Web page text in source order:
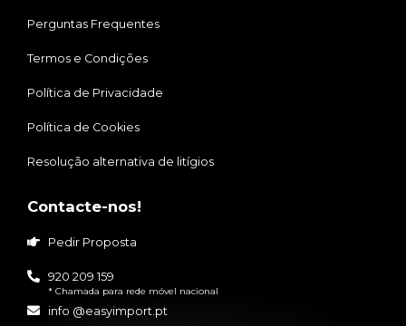
Perguntas Frequentes
Termos e Condições
Política de Privacidade
Política de Cookies
Resolução alternativa de litígios
Contacte-nos!
Pedir Proposta
920 209 159
* Chamada para rede móvel nacional
info @easyimport.pt